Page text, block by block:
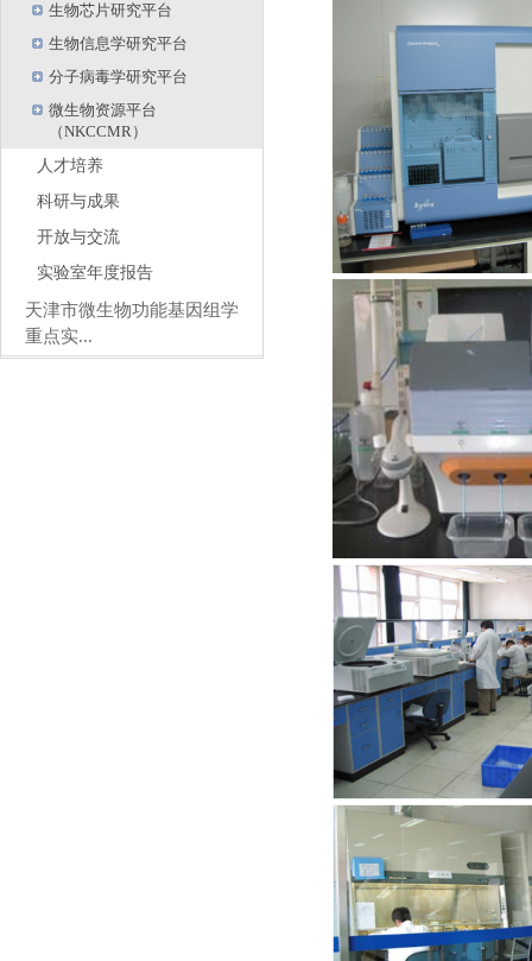
生物芯片研究平台
生物信息学研究平台
分子病毒学研究平台
微生物资源平台
（NKCCMR）
人才培养
科研与成果
开放与交流
实验室年度报告
天津市微生物功能基因组学
重点实...